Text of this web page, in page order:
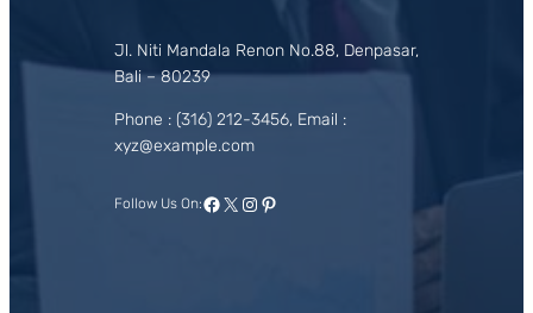
Jl. Niti Mandala Renon No.88, Denpasar,
Bali – 80239
Phone : (316) 212-3456, Email :
xyz@example.com
Follow Us On:Facebook
X Instagram
Pinterest